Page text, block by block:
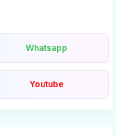
Whatsapp
Youtube